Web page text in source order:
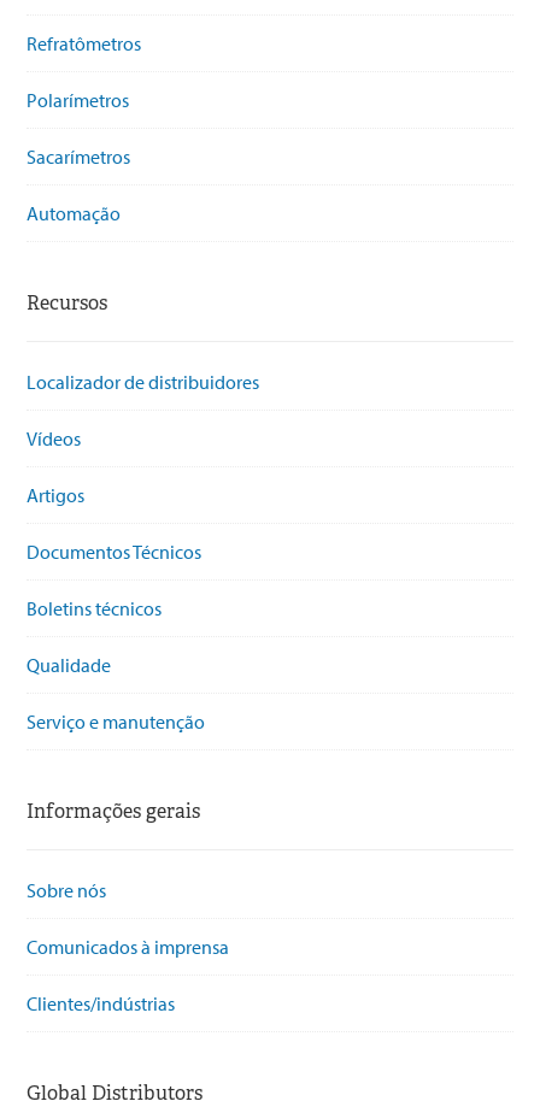
Refratômetros
Polarímetros
Sacarímetros
Automação
Recursos
Localizador de distribuidores
Vídeos
Artigos
Documentos Técnicos
Boletins técnicos
Qualidade
Serviço e manutenção
Informações gerais
Sobre nós
Comunicados à imprensa
Clientes/indústrias
Global Distributors